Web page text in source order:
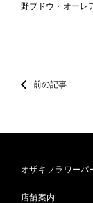
野ブドウ・オーレ
前の記事
オザキフラワーパ
店舗案内